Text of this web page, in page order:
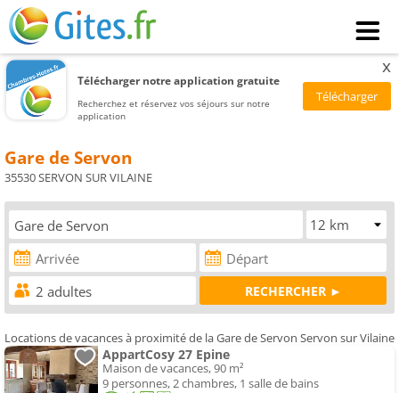
Télécharger notre application gratuite
Recherchez et réservez vos séjours sur notre
application
x
Gare de Servon
35530 SERVON SUR VILAINE
Locations de vacances à proximité de la Gare de Servon Servon sur Vilaine
AppartCosy 27 Epine
Maison de vacances, 90 m²
9 personnes, 2 chambres, 1 salle de bains